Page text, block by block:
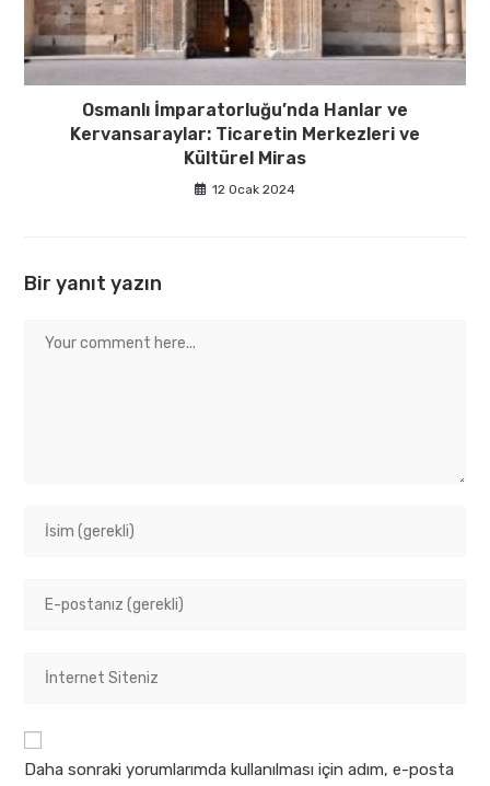
Osmanlı İmparatorluğu’nda Hanlar ve
Kervansaraylar: Ticaretin Merkezleri ve
Kültürel Miras
12 Ocak 2024
Bir yanıt yazın
Comment
Enter
comment
address
comment
Enter
URL
(optional)
Daha sonraki yorumlarımda kullanılması için adım, e-posta